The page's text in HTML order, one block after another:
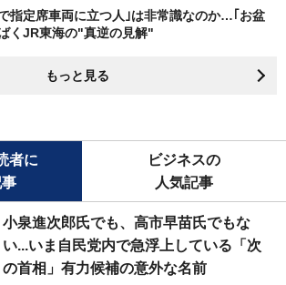
指定席車両に立つ人｣は非常識なのか…｢お盆
くJR東海の"真逆の見解"
もっと見る
者に
ビジネスの
人気記事
小泉進次郎氏でも、高市早苗氏でもな
い...いま自民党内で急浮上している「次
の首相」有力候補の意外な名前